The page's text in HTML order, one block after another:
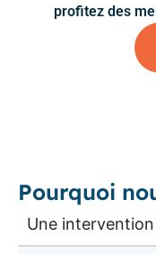
profitez des
Pourquoi
Une